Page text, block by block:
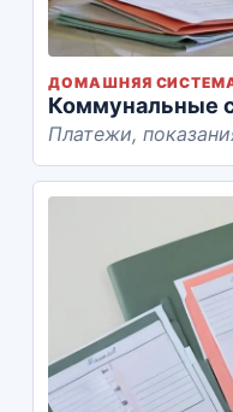
ДОМАШНЯЯ
Коммунальные
Платежи,